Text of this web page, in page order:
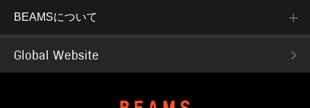
BEAMSについて
Global Website